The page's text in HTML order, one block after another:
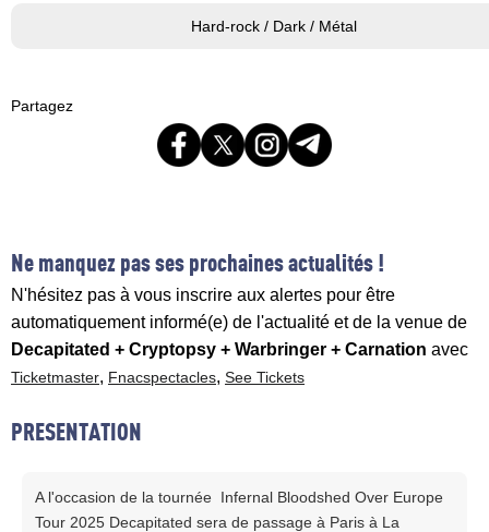
Hard-rock / Dark / Métal
Partagez
Ne manquez pas ses prochaines actualités !
N'hésitez pas à vous inscrire aux alertes pour être
automatiquement informé(e) de l'actualité et de la venue de
Decapitated + Cryptopsy + Warbringer + Carnation avec
Ticketmaster, Fnacspectacles, See Tickets
PRESENTATION
A l'occasion de la tournée Infernal Bloodshed Over Europe
Tour 2025 Decapitated sera de passage à Paris à La